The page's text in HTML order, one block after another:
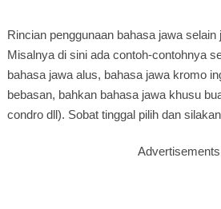
Rincian penggunaan bahasa jawa
Misalnya di sini ada contoh-contohnya
bahasa jawa alus, bahasa jawa kromo
bebasan, bahkan bahasa jawa khusu
condro dll). Sobat tinggal pilih dan
Advertisements